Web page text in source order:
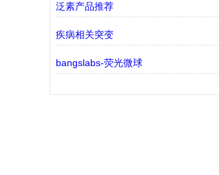
泛素产品推荐
疾病相关突变
bangslabs-荧光微球